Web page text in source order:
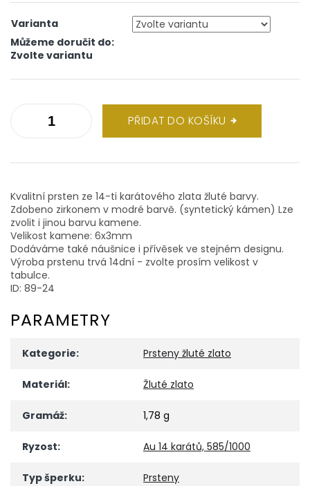
cena:
Varianta
Můžeme doručit do:
Zvolte variantu
PŘIDAT DO KOŠÍKU
Kvalitní prsten ze 14-ti karátového zlata žluté barvy.
Zdobeno zirkonem v modré barvě. (syntetický kámen) Lze
zvolit i jinou barvu kamene.
Velikost kamene: 6x3mm
Dodáváme také náušnice i přívěsek ve stejném designu.
Výroba prstenu trvá 14dní - zvolte prosím velikost v
tabulce.
ID: 89-24
PARAMETRY
Kategorie: Prsteny žluté zlato
Materiál: Žluté zlato
Gramáž: 1,78 g
Ryzost: Au 14 karátů, 585/1000
Typ šperku: Prsteny